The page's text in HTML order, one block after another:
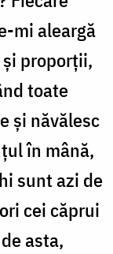
mi aleargă
proporții,
toate
și năvălesc
în mână,
sunt azi de
cei căprui
asta,